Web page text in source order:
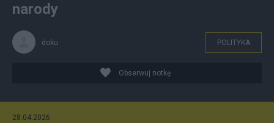
narody
doku POLITYKA
Obserwuj notkę
28.04.2026